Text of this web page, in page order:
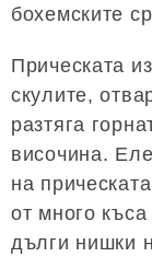
бохемските
Прическата
скулите,
разтяга
височина.
на
от много
дълги нишки